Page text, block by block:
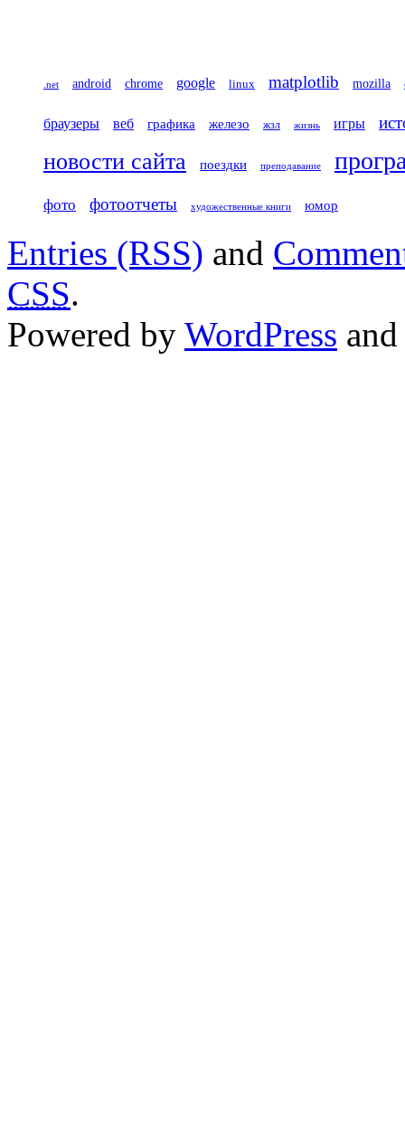
.net android chrome google linux matplotlib mozilla
браузеры веб графика железо жзл жизнь игры
новости сайта поездки преподавание
фото фотоотчеты художественные книги юмор
Entries (RSS) and
CSS.
Powered by WordPress